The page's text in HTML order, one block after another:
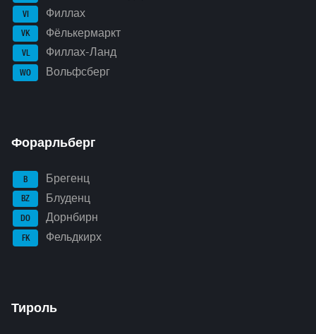
VI Филлах
VK Фёлькермаркт
VL Филлах-Ланд
WO Вольфсберг
Форарльберг
B Брегенц
BZ Блуденц
DO Дорнбирн
FK Фельдкирх
Тироль